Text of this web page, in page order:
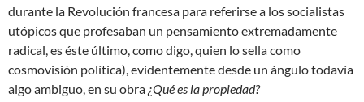
durante la Revolución francesa para referirse a los socialistas
utópicos que profesaban un pensamiento extremadamente
radical, es éste último, como digo, quien lo sella como
cosmovisión política), evidentemente desde un ángulo todavía
algo ambiguo, en su obra¿Qué es la propiedad?